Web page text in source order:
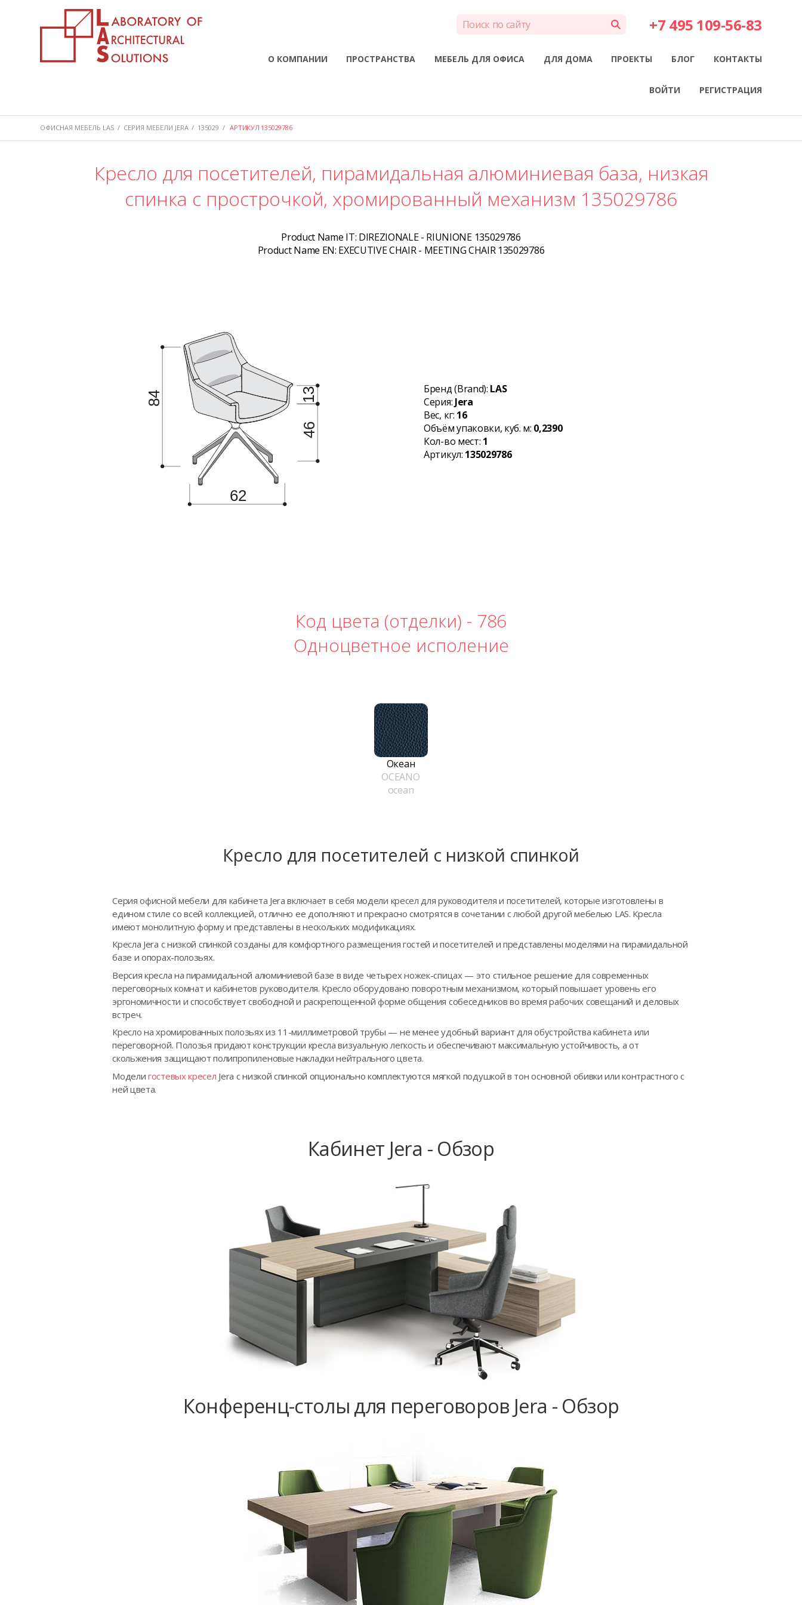
+7 495 109-56-83
О КОМПАНИИ ПРОСТРАНСТВА МЕБЕЛЬ ДЛЯ ОФИСА ДЛЯ ДОМА ПРОЕКТЫ БЛОГ КОНТАКТЫ
ВОЙТИ РЕГИСТРАЦИЯ
ОФИСНАЯ МЕБЕЛЬ LAS / СЕРИЯ МЕБЕЛИ JERA / 135029 / АРТИКУЛ 135029786
Кресло для посетителей, пирамидальная алюминиевая база, низкая
спинка с прострочкой, хромированный механизм 135029786
Product Name IT: DIREZIONALE - RIUNIONE 135029786
Product Name EN: EXECUTIVE CHAIR - MEETING CHAIR 135029786
Бренд (Brand): LAS
Серия: Jera
Вес, кг: 16
Объём упаковки, куб. м: 0,2390
Кол-во мест: 1
Артикул: 135029786
Код цвета (отделки) - 786
Одноцветное исполение
Океан
OCEANO
ocean
Кресло для посетителей с низкой спинкой
Серия офисной мебели для кабинета Jera включает в себя модели кресел для руководителя и посетителей, которые изготовлены в
едином стиле со всей коллекцией, отлично ее дополняют и прекрасно смотрятся в сочетании с любой другой мебелью LAS. Кресла
имеют монолитную форму и представлены в нескольких модификациях.
Кресла Jera с низкой спинкой созданы для комфортного размещения гостей и посетителей и представлены моделями на пирамидальной
базе и опорах-полозьях.
Версия кресла на пирамидальной алюминиевой базе в виде четырех ножек-спицах — это стильное решение для современных
переговорных комнат и кабинетов руководителя. Кресло оборудовано поворотным механизмом, который повышает уровень его
эргономичности и способствует свободной и раскрепощенной форме общения собеседников во время рабочих совещаний и деловых
встреч.
Кресло на хромированных полозьях из 11-миллиметровой трубы — не менее удобный вариант для обустройства кабинета или
переговорной. Полозья придают конструкции кресла визуальную легкость и обеспечивают максимальную устойчивость, а от
скольжения защищают полипропиленовые накладки нейтрального цвета.
Моделигостевых кресел Jera с низкой спинкой опционально комплектуются мягкой подушкой в тон основной обивки или контрастного с
ней цвета.
Кабинет Jera - Обзор
Конференц-столы для переговоров Jera - Обзор